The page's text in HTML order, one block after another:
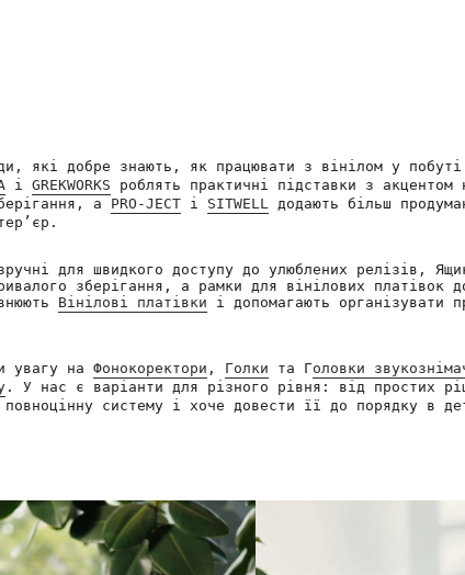
які добре знають, як працювати з вінілом у
і GREKWORKS роблять практичні підставки з
а PRO-JECT і SITWELL додають більш
для швидкого доступу до улюблених релізів,
зберігання, а рамки для вінілових платівок
Вінілові платівки і допомагають організувати
увагу на Фонокоректори , Голки та Головки
. У нас є варіанти для різного рівня: від простих
систему і хоче довести її до порядку в